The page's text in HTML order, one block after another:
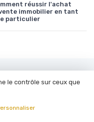
réussir l'achat
immobilier en tant
particulier
2024
le contrôle sur ceux que